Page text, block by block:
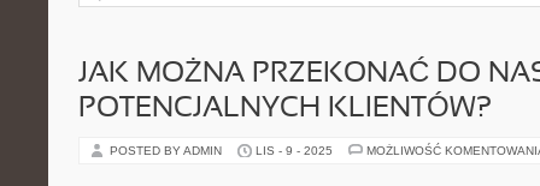
JAK MOŻNA PRZEKONAĆ DO
POTENCJALNYCH KLIENTÓW?
POSTED BY ADMIN LIS - 9 - 2025 MOŻLIWOŚĆ